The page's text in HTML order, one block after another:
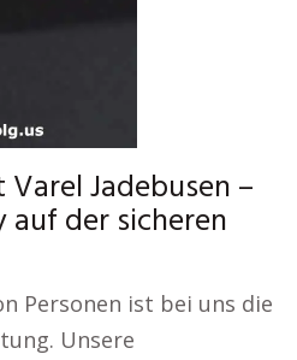
Jadebusen –
der sicheren
Personen ist bei uns die
Unsere